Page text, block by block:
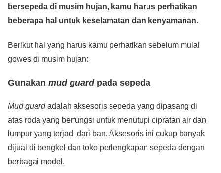
o
o
p
p
g
er
n
k
bersepeda di musim hujan, kamu harus perhatikan
beberapa hal untuk keselamatan dan kenyamanan.
Berikut hal yang harus kamu perhatikan sebelum mulai
gowes di musim hujan:
Gunakan mud guardpada sepeda
Mud guardadalah aksesoris sepeda yang dipasang di
atas roda yang berfungsi untuk menutupi cipratan air dan
lumpur yang terjadi dari ban. Aksesoris ini cukup banyak
dijual di bengkel dan toko perlengkapan sepeda dengan
berbagai model.